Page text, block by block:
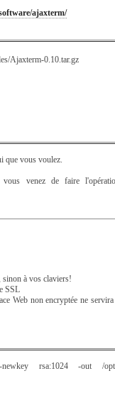
ajaxterm/
Ajaxterm-0.10.tar.gz
que vous voulez.
venez de faire
sinon à vos claviers!
SSL
Web non encryptée ne
rsa:1024 -out /opt/